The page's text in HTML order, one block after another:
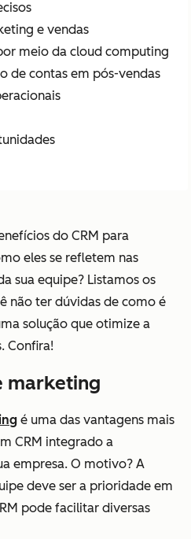
e vendas
meio da cloud computing
de contas em pós-vendas
do CRM para
eles se refletem nas
sua equipe? Listamos os
não ter dúvidas de como é
solução que otimize a
Confira!
marketing
é uma das vantagens mais
CRM integrado a
empresa. O motivo? A
deve ser a prioridade em
pode facilitar diversas